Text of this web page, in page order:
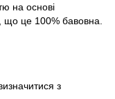
на основі
що це 100% бавовна.
з